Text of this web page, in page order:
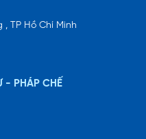
TP Hồ Chí Minh
- PHÁP CHẾ